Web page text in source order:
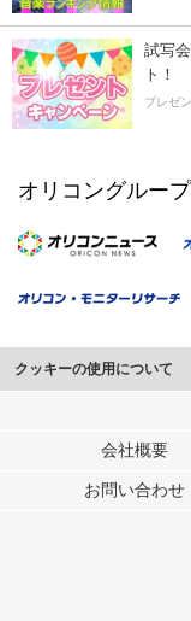
試写
ト！
プレゼ
オリコングルー
クッキーの使用について
このサイトでは Cookie
行っています。
メディアや広告配信、デ
各パートナーは、この情
ユーザーが各パートナー
会社概要
お問い合わせ